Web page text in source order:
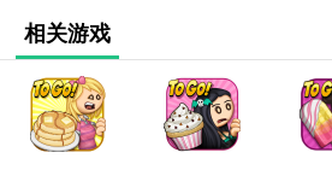
相关游戏